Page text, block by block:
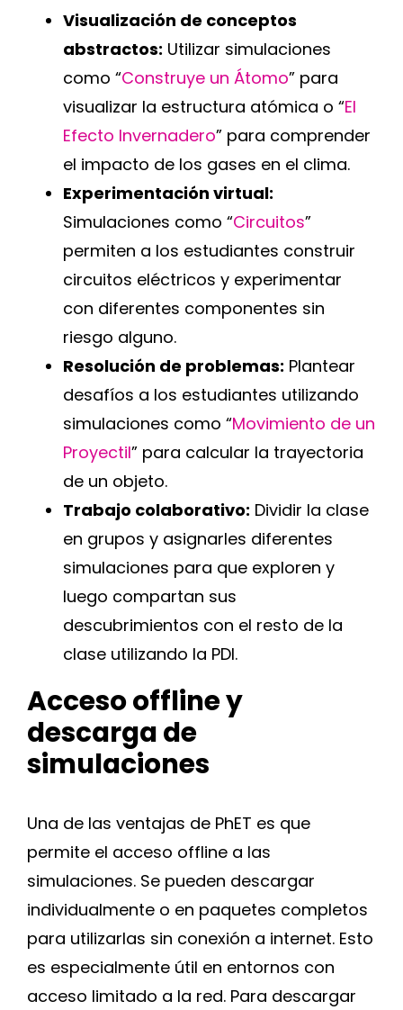
Visualización de conceptos
abstractos: Utilizar simulaciones
como “Construye un Átomo” para
visualizar la estructura atómica o “El
Efecto Invernadero” para comprender
el impacto de los gases en el clima.
Experimentación virtual:
Simulaciones como “Circuitos”
permiten a los estudiantes construir
circuitos eléctricos y experimentar
con diferentes componentes sin
riesgo alguno.
Resolución de problemas: Plantear
desafíos a los estudiantes utilizando
simulaciones como “Movimiento de un
Proyectil” para calcular la trayectoria
de un objeto.
Trabajo colaborativo: Dividir la clase
en grupos y asignarles diferentes
simulaciones para que exploren y
luego compartan sus
descubrimientos con el resto de la
clase utilizando la PDI.
Acceso offline y
descarga de
simulaciones
Una de las ventajas de PhET es que
permite el acceso offline a las
simulaciones. Se pueden descargar
individualmente o en paquetes completos
para utilizarlas sin conexión a internet. Esto
es especialmente útil en entornos con
acceso limitado a la red. Para descargar